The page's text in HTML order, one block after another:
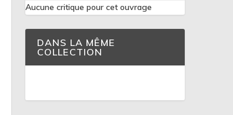
Aucune critique pour cet ouvrage
DANS LA MÊME
COLLECTION